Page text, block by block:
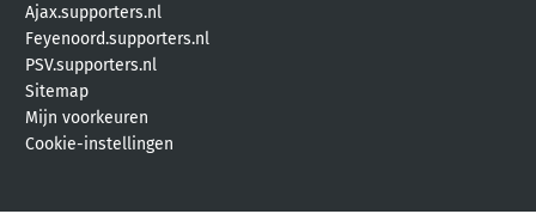
Ajax.supporters.nl
Feyenoord.supporters.nl
PSV.supporters.nl
Sitemap
Mijn voorkeuren
Cookie-instellingen